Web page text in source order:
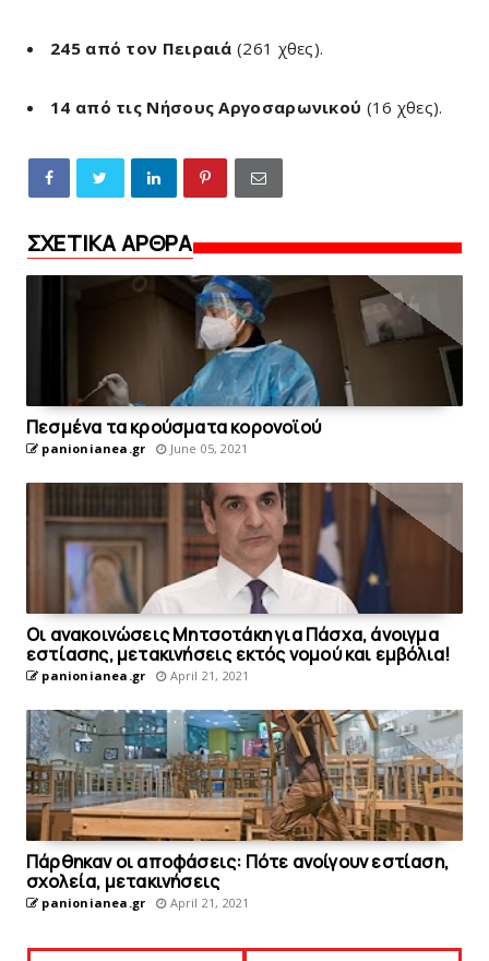
245 από τον Πειραιά (261 χθες).
14 από τις Νήσους Αργοσαρωνικού (16 χθες).
ΣΧΕΤΙΚΑ ΑΡΘΡΑ
Πεσμένα τα κρούσματα κορονοϊού
panionianea.gr June 05, 2021
Οι ανακοινώσεις Μητσοτάκη για Πάσχα, άνοιγμα
εστίασης, μετακινήσεις εκτός νομού και εμβόλια!
panionianea.gr April 21, 2021
Πάρθηκαν οι αποφάσεις: Πότε ανοίγουν εστίαση,
σχολεία, μετακινήσεις
panionianea.gr April 21, 2021